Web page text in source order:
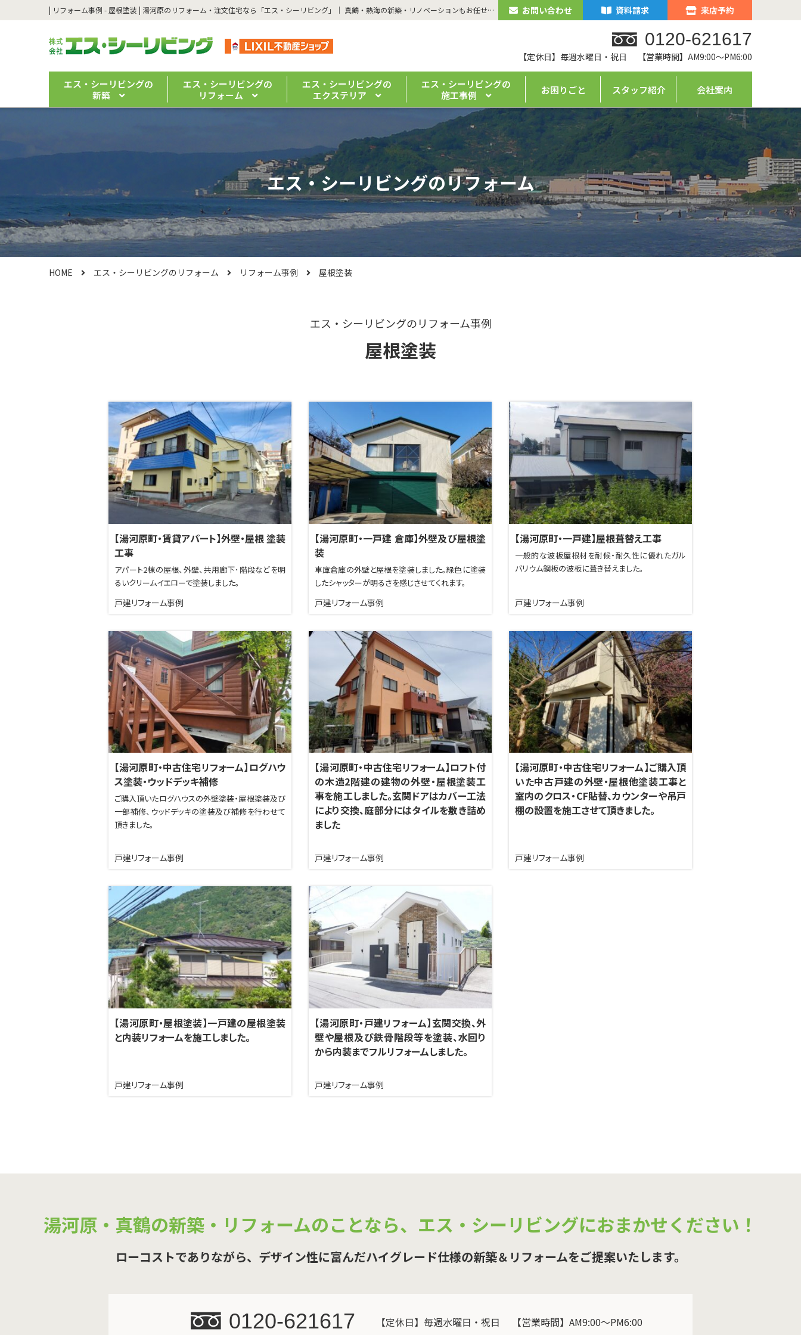
| リフォーム事例 - 屋根塗装 | 湯河原のリフォーム・注文住宅なら「エス・シーリビング」｜ 真鶴・熱海の新築・リノベーションもお任せください お問い合わせ 資料請求 来店予約
0120-621617
【定休日】毎週水曜日・祝日 【営業時間】AM9:00～PM6:00
エス・シーリビングの
新築
エス・シーリビングの
リフォーム
エス・シーリビングの
エクステリア
エス・シーリビングの
施工事例
お困りごと スタッフ紹介 会社案内
エス・シーリビングのリフォーム
HOME エス・シーリビングのリフォーム リフォーム事例 屋根塗装
エス・シーリビングのリフォーム事例
屋根塗装
【湯河原町・賃貸アパート】外壁・屋根 塗装
工事
戸建リフォーム事例
アパート2棟の屋根、外壁、共用廊下･階段などを明
るいクリームイエローで塗装しました。
【湯河原町・一戸建 倉庫】外壁及び屋根塗
装
戸建リフォーム事例
車庫倉庫の外壁と屋根を塗装しました。緑色に塗装
したシャッターが明るさを感じさせてくれます。
【湯河原町・一戸建】屋根葺替え工事
戸建リフォーム事例
一般的な波板屋根材を耐候・耐久性に優れたガル
バリウム鋼板の波板に葺き替えました。
【湯河原町・中古住宅リフォーム】ログハウ
ス塗装・ウッドデッキ補修
戸建リフォーム事例
ご購入頂いたログハウスの外壁塗装・屋根塗装及び
一部補修、ウッドデッキの塗装及び補修を行わせて
頂きました。
【湯河原町・中古住宅リフォーム】ロフト付
の木造2階建の建物の外壁・屋根塗装工
事を施工しました。玄関ドアはカバー工法
により交換、庭部分にはタイルを敷き詰め
ました
戸建リフォーム事例
【湯河原町・中古住宅リフォーム】ご購入頂
いた中古戸建の外壁・屋根他塗装工事と
室内のクロス・CF貼替、カウンターや吊戸
棚の設置を施工させて頂きました。
戸建リフォーム事例
【湯河原町・屋根塗装】一戸建の屋根塗装
と内装リフォームを施工しました。
戸建リフォーム事例
【湯河原町・戸建リフォーム】玄関交換、外
壁や屋根及び鉄骨階段等を塗装、水回り
から内装までフルリフォームしました。
戸建リフォーム事例
湯河原・真鶴の新築・リフォームのことなら、 エス・シーリビングにおまかせください！
ローコストでありながら、デザイン性に富んだハイグレード仕様の新築＆リフォームをご提案いたします。
0120-621617 【定休日】毎週水曜日・祝日 【営業時間】AM9:00～PM6:00